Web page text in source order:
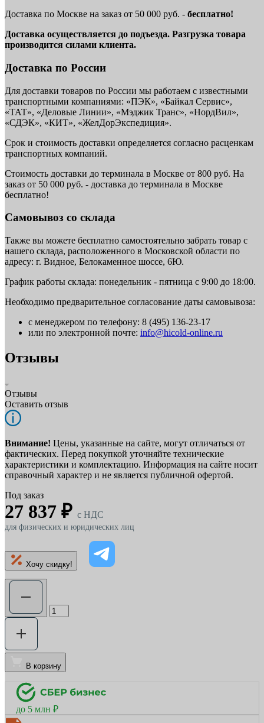
Доставка по Москве на заказ от 50 000 руб. - бесплатно!
Доставка осуществляется до подъезда. Разгрузка товара
производится силами клиента.
Доставка по России
Для доставки товаров по России мы работаем с известными
транспортными компаниями: «ПЭК», «Байкал Сервис»,
«ТАТ», «Деловые Линии», «Мэджик Транс», «НордВил»,
«СДЭК», «КИТ», «ЖелДорЭкспедиция».
Срок и стоимость доставки определяется согласно расценкам
транспортных компаний.
Стоимость доставки до терминала в Москве от 800 руб. На
заказ от 50 000 руб. - доставка до терминала в Москве
бесплатно!
Самовывоз со склада
Также вы можете бесплатно самостоятельно забрать товар с
нашего склада, расположенного в Московской области по
адресу: г. Видное, Белокаменное шоссе, 6Ю.
График работы склада: понедельник - пятница с 9:00 до 18:00.
Необходимо предварительное согласование даты самовывоза:
с менеджером по телефону: 8 (495) 136-23-17
или по электронной почте: info@hicold-online.ru
Отзывы
Отзывы
Оставить отзыв
Внимание! Цены, указанные на сайте, могут отличаться от
фактических. Перед покупкой уточняйте технические
характеристики и комплектацию. Информация на сайте носит
справочный характер и не является публичной офертой.
Под заказ
27 837 ₽ c НДС
для физических и юридических лиц
Хочу скидку!
В корзину
до 5 млн ₽